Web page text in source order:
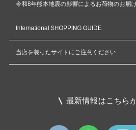
令和8年熊本地震の影響によるお荷物のお届
International SHOPPING GUIDE
当店を装ったサイトにご注意ください
最新情報はこちら